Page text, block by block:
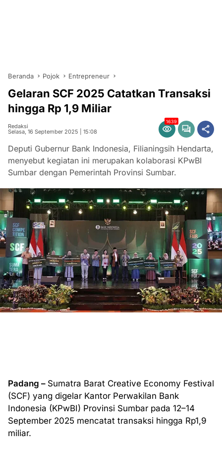
Beranda Pojok Entrepreneur
Gelaran SCF 2025 Catatkan Transaksi
hingga Rp 1,9 Miliar
Redaksi
Selasa, 16 September 2025 | 15:08
1639
Deputi Gubernur Bank Indonesia, Filianingsih Hendarta,
menyebut kegiatan ini merupakan kolaborasi KPwBI
Sumbar dengan Pemerintah Provinsi Sumbar.
Padang – Sumatra Barat Creative Economy Festival
(SCF) yang digelar Kantor Perwakilan Bank
Indonesia (KPwBI) Provinsi Sumbar pada 12–14
September 2025 mencatat transaksi hingga Rp1,9
miliar.